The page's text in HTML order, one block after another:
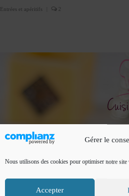
Gérer le
Nous utilisons des cookies pour optimiser notre site
Accepter
Entrées et apéritifs